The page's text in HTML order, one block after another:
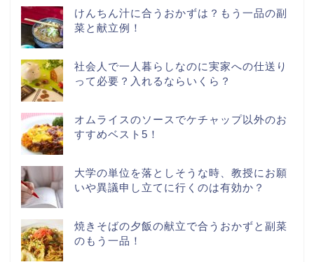
けんちん汁に合うおかずは？もう一品の副
菜と献立例！
社会人で一人暮らしなのに実家への仕送り
って必要？入れるならいくら？
オムライスのソースでケチャップ以外のお
すすめベスト5！
大学の単位を落としそうな時、教授にお願
いや異議申し立てに行くのは有効か？
焼きそばの夕飯の献立で合うおかずと副菜
のもう一品！